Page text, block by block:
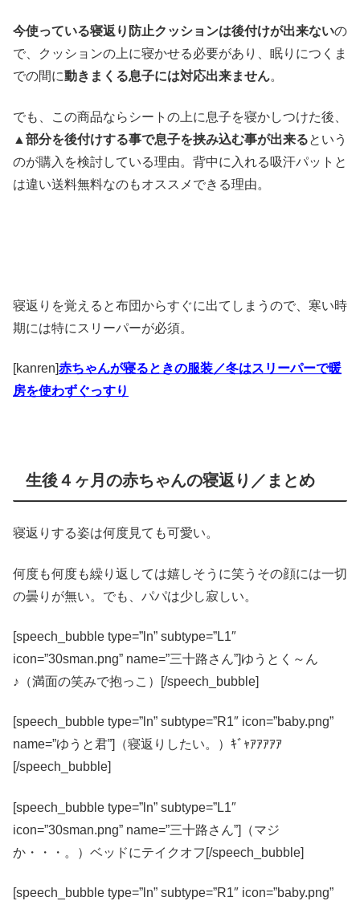
今使っている寝返り防止クッションは後付けが出来ないの
で、クッションの上に寝かせる必要があり、眠りにつくま
での間に動きまくる息子には対応出来ません。
でも、この商品ならシートの上に息子を寝かしつけた後、
▲部分を後付けする事で息子を挟み込む事が出来るという
のが購入を検討している理由。背中に入れる吸汗パットと
は違い送料無料なのもオススメできる理由。
寝返りを覚えると布団からすぐに出てしまうので、寒い時
期には特にスリーパーが必須。
[kanren]赤ちゃんが寝るときの服装／冬はスリーパーで暖
房を使わずぐっすり
生後４ヶ月の赤ちゃんの寝返り／まとめ
寝返りする姿は何度見ても可愛い。
何度も何度も繰り返しては嬉しそうに笑うその顔には一切
の曇りが無い。でも、パパは少し寂しい。
[speech_bubble type=”ln” subtype=”L1″
icon=”30sman.png” name=”三十路さん”]ゆうとく～ん
♪（満面の笑みで抱っこ）[/speech_bubble]
[speech_bubble type=”ln” subtype=”R1″ icon=”baby.png”
name=”ゆうと君”]（寝返りしたい。）ｷﾞｬｱｱｱｱｱ
[/speech_bubble]
[speech_bubble type=”ln” subtype=”L1″
icon=”30sman.png” name=”三十路さん”]（マジ
か・・・。）ベッドにテイクオフ[/speech_bubble]
[speech_bubble type=”ln” subtype=”R1″ icon=”baby.png”